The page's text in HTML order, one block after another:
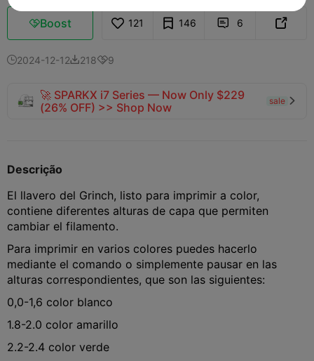
Boost 121 146  6 
2024-12-122189
🚀 SPARKX i7 Series — Now Only $229
(26% OFF) >> Shop Now
sale 
Descrição
El llavero del Grinch, listo para imprimir a color,
contiene diferentes alturas de capa que permiten
cambiar el filamento.
Para imprimir en varios colores puedes hacerlo
mediante el comando o simplemente pausar en las
alturas correspondientes, que son las siguientes:
0,0-1,6 color blanco
1.8-2.0 color amarillo
2.2-2.4 color verde